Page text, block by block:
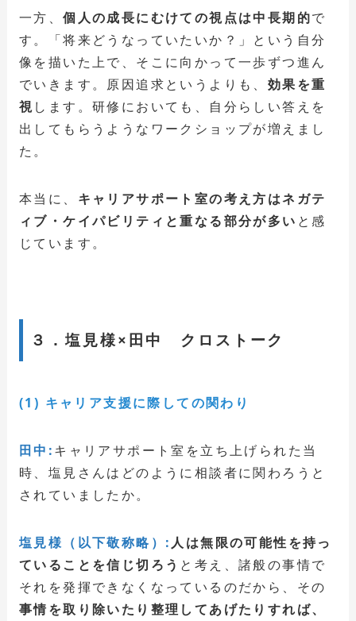
一方、個人の成長にむけての視点は中長期的で
す。「将来どうなっていたいか？」という自分
像を描いた上で、そこに向かって一歩ずつ進ん
でいきます。原因追求というよりも、 効果を重
視します。研修においても、自分らしい答えを
出してもらうようなワークショップが増えまし
た。
本当に、 キャリアサポート室の考え方はネガテ
ィブ・ケイパビリティと重なる部分が多い と感
じています。
３．塩見様×田中 クロストーク
(1) キャリア支援に際しての関わり
田中:キャリアサポート室を立ち上げられた当
時、塩見さんはどのように相談者に関わろうと
されていましたか。
塩見様（以下敬称略）: 人は無限の可能性を持っ
ていることを信じ切ろう と考え、諸般の事情で
それを発揮できなくなっているのだから、その
事情を取り除いたり整理してあげたりすれば、